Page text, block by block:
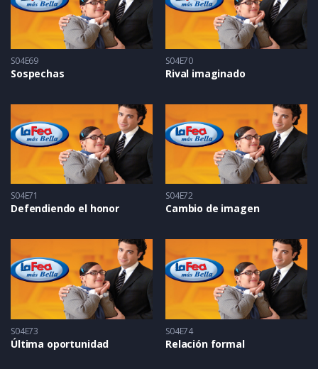
S04E69
Sospechas
S04E70
Rival imaginado
S04E71
Defendiendo el honor
S04E72
Cambio de imagen
S04E73
Última oportunidad
S04E74
Relación formal